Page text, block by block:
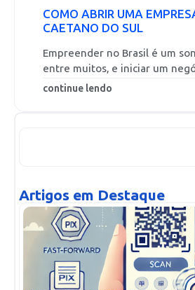
COMO ABRIR UMA
CAETANO DO SUL
Empreender no Brasil é um
entre muitos, e iniciar um
continue lendo
Artigos em Destaque